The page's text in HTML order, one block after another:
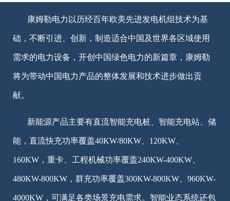
康姆勒电力以历经百年欧美先进发电机组技术为基
础，不断引进、创新，制造适合中国及世界各区域使用
需求的电力设备，开创中国绿色电力的新篇章，康姆勒
将为带动中国电力产品的整体发展和技术进步做出贡
献。
新能源产品主要有直流智能充电桩、智能充电站、储
能，直流快充功率覆盖40KW/80KW、120KW、
160KW，重卡、工程机械功率覆盖240KW-400KW、
480KW-800KW，群充功率覆盖300KW-800KW、960KW-
4000KW，可满足各类场景充电需求。智能业态系统还包